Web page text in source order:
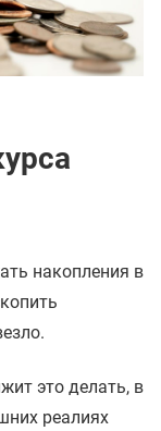
накопления в
это делать, в
реалиях